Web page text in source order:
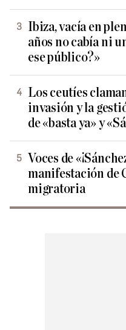
Ibiza, vacía en
años no cabía ni
ese público?»
Los ceutíes
invasión y la
de «basta ya» y
Voces de
manifestación de
migratoria